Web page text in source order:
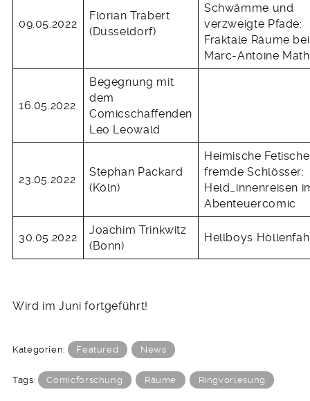
09.05.2022
Florian Trabert
(Düsseldorf)
Schwämme und
verzweigte Pfade:
Fraktale Räume bei
Marc-Antoine
16.05.2022
Begegnung mit
dem
Comicschaffenden
Leo Leowald
23.05.2022
Stephan Packard
(Köln)
Heimische
fremde Schlösser:
Held_innenreisen
Abenteuercomic
30.05.2022
Joachim Trinkwitz
(Bonn)
Hellboys
Wird im Juni fortgeführt!
Kategorien: Featured News
Tags: Comicforschung Räume Ringvorlesung